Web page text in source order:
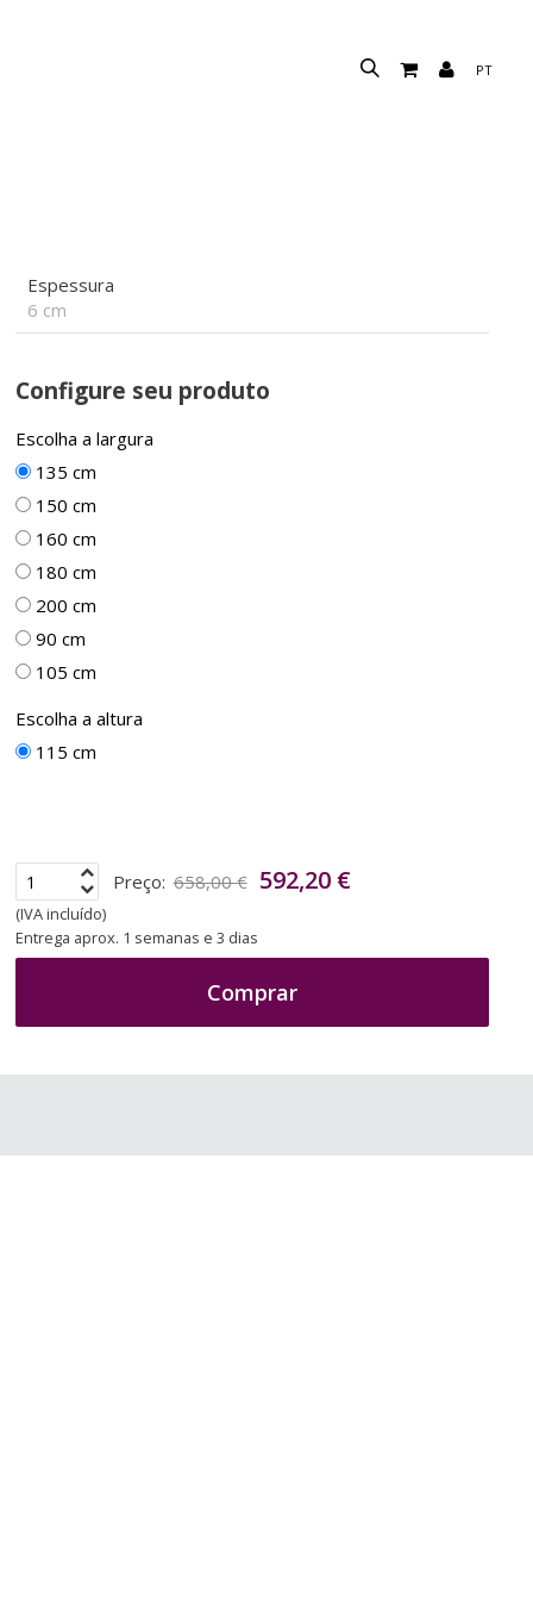
PT
Espessura
6 cm
Configure seu produto
Escolha a largura
135 cm
150 cm
160 cm
180 cm
200 cm
90 cm
105 cm
Escolha a altura
115 cm
Preço: 658,00 € 592,20 €
(IVA incluído)
Entrega aprox. 1 semanas e 3 dias
Comprar